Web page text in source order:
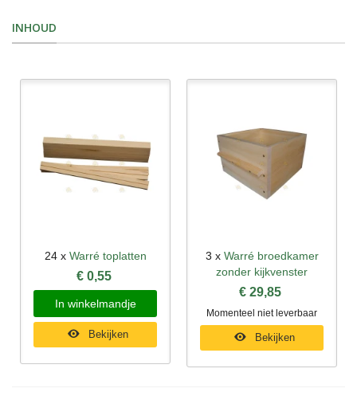
INHOUD
24 x Warré toplatten
€ 0,55
In winkelmandje
Bekijken
3 x Warré broedkamer
zonder kijkvenster
€ 29,85
Momenteel niet leverbaar
Bekijken